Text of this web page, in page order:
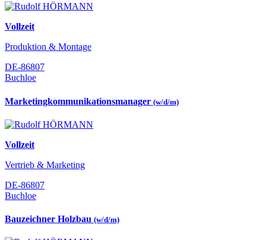
Vollzeit
Produktion & Montage
DE-86807
Buchloe
Marketingkommunikationsmanager (w/d/m)
Vollzeit
Vertrieb & Marketing
DE-86807
Buchloe
Bauzeichner Holzbau (w/d/m)